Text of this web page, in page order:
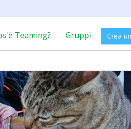
Teaming? Gruppi Crea